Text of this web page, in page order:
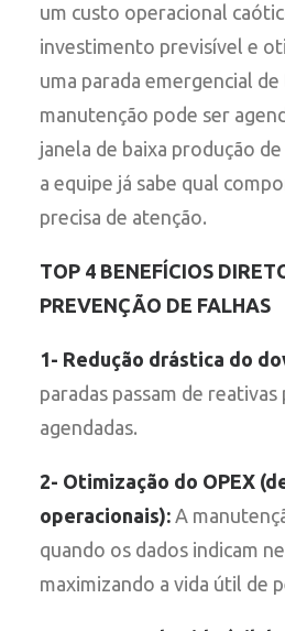
um custo operacional
investimento previsível e
uma parada emergencial de
manutenção pode ser
janela de baixa produção
a equipe já sabe qual
precisa de atenção.
TOP 4 BENEFÍCIOS
PREVENÇÃO DE FALHAS
1- Redução drástica do
paradas passam de
agendadas.
2- Otimização do OPEX
operacionais): A
quando os dados indicam
maximizando a vida útil de